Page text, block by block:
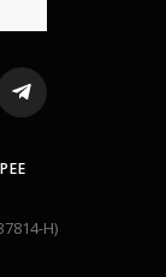
Telegram
H)